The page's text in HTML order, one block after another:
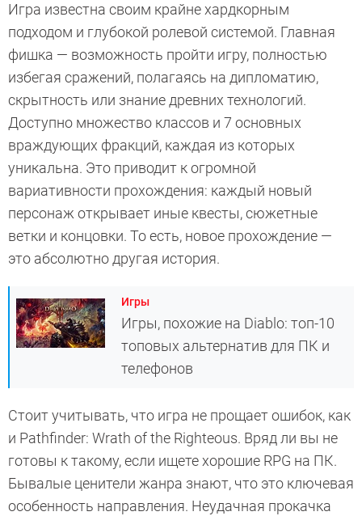
Игра известна своим крайне хардкорным
подходом и глубокой ролевой системой. Главная
фишка — возможность пройти игру, полностью
избегая сражений, полагаясь на дипломатию,
скрытность или знание древних технологий.
Доступно множество классов и 7 основных
враждующих фракций, каждая из которых
уникальна. Это приводит к огромной
вариативности прохождения: каждый новый
персонаж открывает иные квесты, сюжетные
ветки и концовки. То есть, новое прохождение —
это абсолютно другая история.
Игры
Игры, похожие на Diablo: топ-10
топовых альтернатив для ПК и
телефонов
Стоит учитывать, что игра не прощает ошибок, как
и Pathfinder: Wrath of the Righteous. Вряд ли вы не
готовы к такому, если ищете хорошие RPG на ПК.
Бывалые ценители жанра знают, что это ключевая
особенность направления. Неудачная прокачка